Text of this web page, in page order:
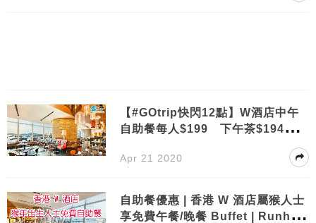
【#GOtrip快閃12點】W酒店中午
自助餐每人$199 下午茶$194 最
Apr 21 2020
自助餐優惠 | 香港 W 酒店屬猴人士
享免費午餐/晚餐 Buffet | Runhot